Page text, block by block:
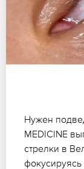
Нужен
MEDICINE
стрелки в
фокусируясь